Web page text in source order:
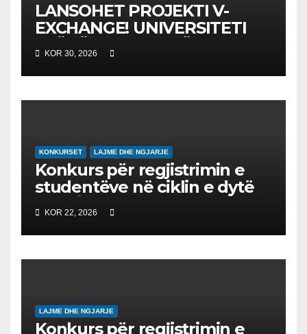
LANSOHET PROJEKTI V-
EXCHANGE! UNIVERSITETI
“NËNË TEREZA” NË SHKUP
UDHËHEQ NISMËN
NDËRKOMBËTARE PËR
EDUKIMIN DIGJITAL DHE
KOR 30, 2026
KONKURSET LAJME DHE NGJARJE
Konkurs për regjistrimin e
studentëve në ciklin e dytë
2026/2027 – Конкурс за
запишување на студенти
на втор циклус студии за
2026/2027
KOR 22, 2026
LAJME DHE NGJARJE
Konkurs për regjistrimin e